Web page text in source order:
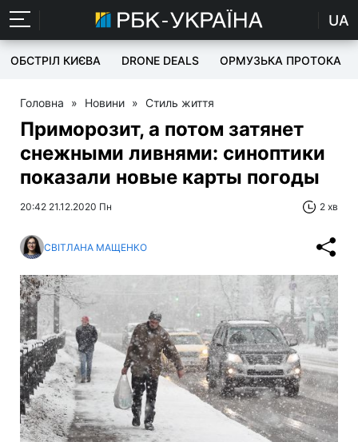
UA
ОБСТРІЛ КИЄВА DRONE DEALS ОРМУЗЬКА ПРОТОКА
Головна » Новини » Стиль життя
Приморозит, а потом затянет
снежными ливнями: синоптики
показали новые карты погоды
20:42 21.12.2020 Пн 2 хв
СВІТЛАНА МАЩЕНКО